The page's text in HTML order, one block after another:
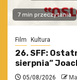
7 min przeczytania
Film Kultura
26. SFF:
sierpnia”
05/08/2026